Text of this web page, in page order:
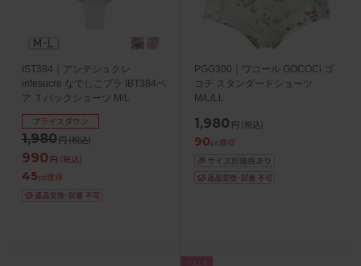
IST384｜アンテシュクレ
intesucre なでしこブラ IBT384ペ
ア Ｔバックショーツ M/L
1,980円(税込)
プライスダウン
990 円 (税込)
45pt獲得
PGG300｜ワコール GOCOCi ゴ
コチ スタンダードショーツ
M/L/LL
1,980 円 (税込)
90pt獲得
SALE